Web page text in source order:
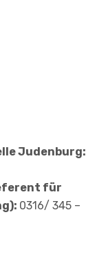
Judenburg:
für
0316/ 345 –